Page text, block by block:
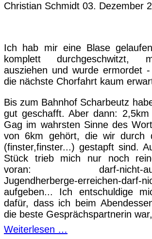
Christian Schmidt 03. Dezember
Ich hab mir eine Blase
komplett durchgeschwitzt,
ausziehen und wurde ermordet
die nächste Chorfahrt kaum
Bis zum Bahnhof Scharbeutz
gut geschafft. Aber dann:
Gag im wahrsten Sinne des
von 6km gehört, die wir durch
(finster,finster...) gestapft sind.
Stück trieb mich nur noch
voran: darf-nicht-
Jugendherberge-erreichen-darf-
aufgeben... Ich entschuldige
dafür, dass ich beim
die beste Gesprächspartnerin
Weiterlesen …